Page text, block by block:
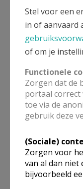
Femma,
femmes,
Projets
vzw, Vredesactie
Meer info en
H. Claraparochie
Meer
Stel voor een
in of aanvaard
of om je
Functionele
Zorgen dat de
portaal correct
toe via de
gebruik deze
(Sociale)
Zorgen voor
van al dan niet
bijvoorbeeld